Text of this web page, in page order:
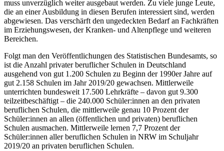
muss unverzüglich weiter ausgebaut werden. Zu viele junge Leute,
die an einer Ausbildung in diesen Berufen interessiert sind, werden
abgewiesen. Das verschärft den ungedeckten Bedarf an Fachkräften
im Erziehungswesen, der Kranken- und Altenpflege und weiteren
Bereichen.
Folgt man den Veröffentlichungen des Statistischen Bundesamts, so
ist die Anzahl privater beruflicher Schulen in Deutschland
ausgehend von gut 1.200 Schulen zu Beginn der 1990er Jahre auf
gut 2.158 Schulen im Jahr 2019/20 gewachsen. Mittlerweile
unterrichten bundesweit 17.500 Lehrkräfte – davon gut 9.300
teilzeitbeschäftigt – die 240.000 Schüler:innen an den privaten
beruflichen Schulen, die mittlerweile genau 10 Prozent der
Schüler:innen an allen (öffentlichen und privaten) beruflichen
Schulen ausmachen. Mittlerweile lernen 7,7 Prozent der
Schüler:innen aller beruflichen Schulen in NRW im Schuljahr
2019/20 an privaten beruflichen Schulen.